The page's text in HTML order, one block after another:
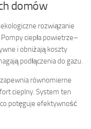
domów
rozwiązanie
ciepła powietrze–
i obniżają koszty
podłączenia do gazu.
zapewnia równomierne
cieplny. System ten
co potęguje efektywność